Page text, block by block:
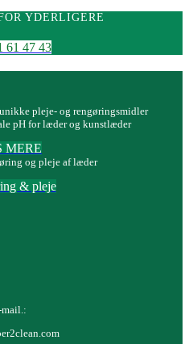
YDERLIGERE
61 47 43
pleje- og rengøringsmidler
pH for læder og kunstlæder
MERE
og pleje af læder
& pleje
mail.: